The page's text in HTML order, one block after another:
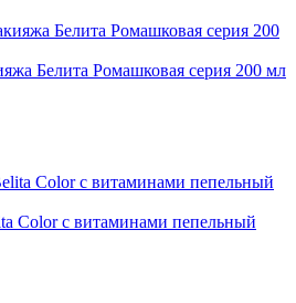
Белита Ромашковая серия 200 мл
Сolor с витаминами пепельный